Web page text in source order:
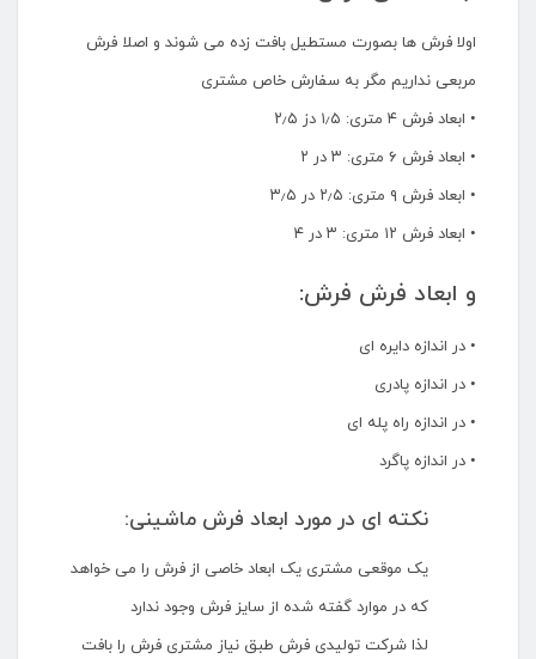
اولا فرش ها بصورت مستطیل بافت زده می شوند و اصلا فرش
مربعی نداریم مگر به سفارش خاص مشتری
• ابعاد فرش ۴ متری: ۱٫۵ دز ۲٫۵
• ابعاد فرش ۶ متری: ۳ در ۲
• ابعاد فرش ۹ متری: ۲٫۵ در ۳٫۵
• ابعاد فرش ۱۲ متری: ۳ در ۴
و ابعاد فرش فرش:
• در اندازه دایره ای
• در اندازه پادری
• در اندازه راه پله ای
• در اندازه پاگرد
نکته ای در مورد ابعاد فرش ماشینی:
یک موقعی مشتری یک ابعاد خاصی از فرش را می خواهد
که در موارد گفته شده از سایز فرش وجود ندارد
لذا شرکت تولیدی فرش طبق نیاز مشتری فرش را بافت